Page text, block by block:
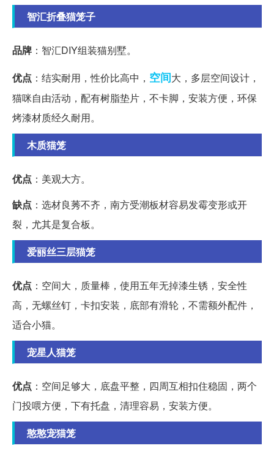
智汇折叠猫笼子
品牌 ：智汇DIY组装猫别墅。
优点 ：结实耐用，性价比高中， 空间大，多层空间设计，
猫咪自由活动，配有树脂垫片，不卡脚，安装方便，环保
烤漆材质经久耐用。
木质猫笼
优点 ：美观大方。
缺点 ：选材良莠不齐，南方受潮板材容易发霉变形或开
裂，尤其是复合板。
爱丽丝三层猫笼
优点 ：空间大，质量棒，使用五年无掉漆生锈，安全性
高，无螺丝钉，卡扣安装，底部有滑轮，不需额外配件，
适合小猫。
宠星人猫笼
优点 ：空间足够大，底盘平整，四周互相扣住稳固，两个
门投喂方便，下有托盘，清理容易，安装方便。
憨憨宠猫笼